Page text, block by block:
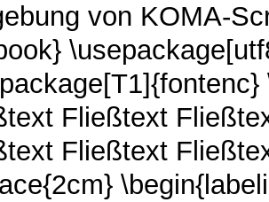
von KOMA-
Fließtext
Fließtext